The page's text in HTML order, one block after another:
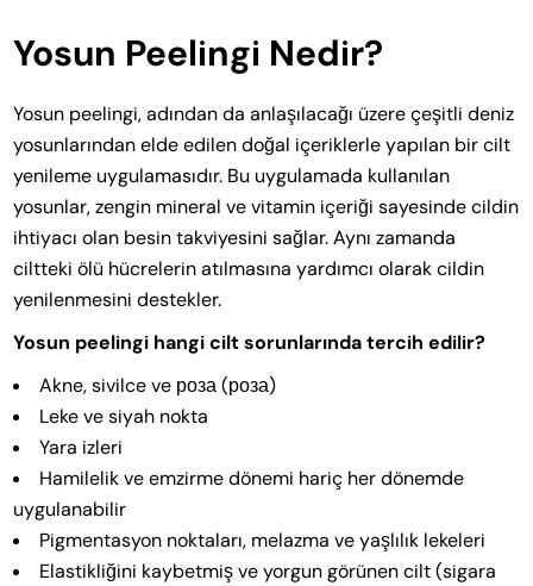
Yosun Peelingi Nedir?
Yosun peelingi, adından da anlaşılacağı üzere çeşitli deniz
yosunlarından elde edilen doğal içeriklerle yapılan bir cilt
yenileme uygulamasıdır. Bu uygulamada kullanılan
yosunlar, zengin mineral ve vitamin içeriği sayesinde cildin
ihtiyacı olan besin takviyesini sağlar. Aynı zamanda
ciltteki ölü hücrelerin atılmasına yardımcı olarak cildin
yenilenmesini destekler.
Yosun peelingi hangi cilt sorunlarında tercih edilir?
Akne, sivilce ve роза (роза)
Leke ve siyah nokta
Yara izleri
Hamilelik ve emzirme dönemi hariç her dönemde
uygulanabilir
Pigmentasyon noktaları, melazma ve yaşlılık lekeleri
Elastikliğini kaybetmiş ve yorgun görünen cilt (sigara